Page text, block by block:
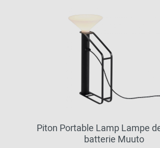
Piton Portable Lamp Lampe
batterie Muuto